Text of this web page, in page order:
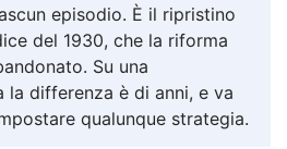
episodio. È il ripristino
del 1930, che la riforma
Su una
la differenza è di anni, e va
qualunque strategia.